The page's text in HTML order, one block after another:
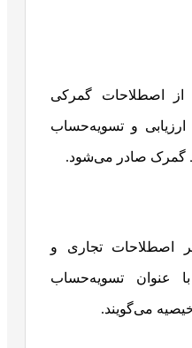
از اصطلاحات گمرکی
و تسویه‌حساب
گمرک صادر می‌شود.
اصطلاحات تجاری و
عنوان تسویه‌حساب
می‌گویند.